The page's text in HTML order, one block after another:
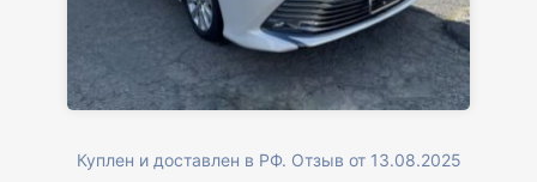
Куплен и доставлен в РФ. Отзыв от 13.08.2025